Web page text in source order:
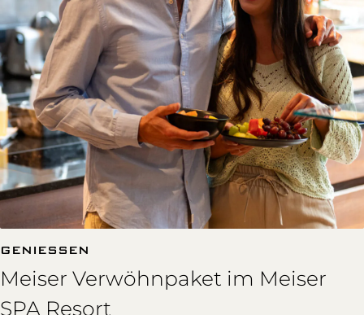
GENIESSEN
Meiser Verwöhnpaket im Meiser
SPA Resort